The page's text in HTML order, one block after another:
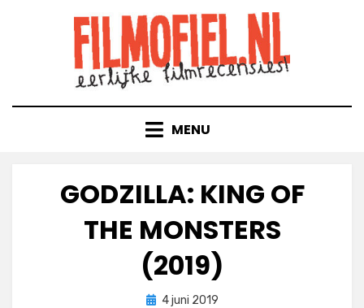
MENU
GODZILLA: KING OF
THE MONSTERS
(2019)
doorFilmofiel.nl
Geplaatst
4 juni 2019